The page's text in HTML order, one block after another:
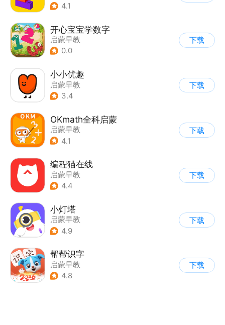
4.1
开心宝宝学数字
启蒙早教
0.0
下载
小小优趣
启蒙早教
3.4
下载
OKmath全科启蒙
启蒙早教
4.1
下载
编程猫在线
启蒙早教
4.4
下载
小灯塔
启蒙早教
4.9
下载
帮帮识字
启蒙早教
4.8
下载